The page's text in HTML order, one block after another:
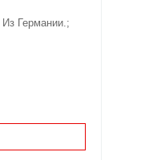
Германии.;